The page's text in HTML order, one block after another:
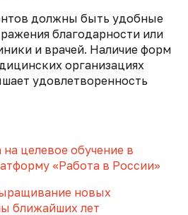
должны быть удобные
благодарности или
и врачей. Наличие форм
организациях
удовлетворенность
целевое обучение в
«Работа в России»
новых
ближайших лет